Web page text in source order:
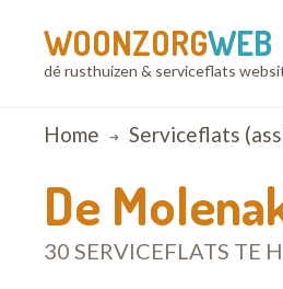
WOONZORGWEB
dé rusthuizen & serviceflats
Breadcrumb
Home Serviceflats
De
30 SERVICEFLATS TE